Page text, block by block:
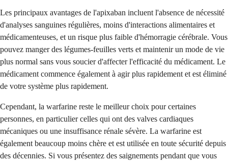
Les principaux avantages de l'apixaban incluent l'absence de nécessité
d'analyses sanguines régulières, moins d'interactions alimentaires et
médicamenteuses, et un risque plus faible d'hémorragie cérébrale. Vous
pouvez manger des légumes-feuilles verts et maintenir un mode de vie
plus normal sans vous soucier d'affecter l'efficacité du médicament. Le
médicament commence également à agir plus rapidement et est éliminé
de votre système plus rapidement.
Cependant, la warfarine reste le meilleur choix pour certaines
personnes, en particulier celles qui ont des valves cardiaques
mécaniques ou une insuffisance rénale sévère. La warfarine est
également beaucoup moins chère et est utilisée en toute sécurité depuis
des décennies. Si vous présentez des saignements pendant que vous